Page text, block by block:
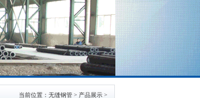
当前位置： 无缝钢管 > 产品展示 >